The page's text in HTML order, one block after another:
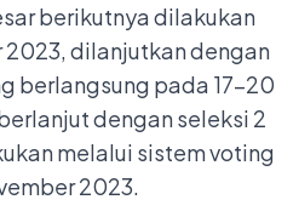
berikutnya dilakukan
2023, dilanjutkan dengan
berlangsung pada 17–20
dengan seleksi 2
melalui sistem voting
2023.